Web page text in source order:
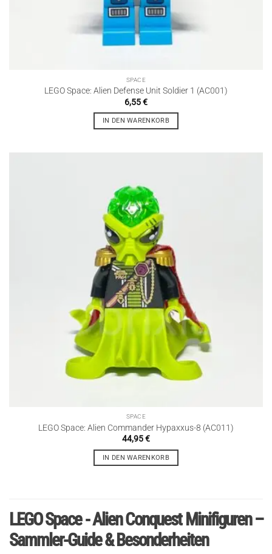
SPACE
LEGO Space: Alien Defense Unit Soldier 1 (AC001)
6,55€
IN DEN WARENKORB
SPACE
LEGO Space: Alien Commander Hypaxxus-8 (AC011)
44,95€
IN DEN WARENKORB
LEGO Space - Alien Conquest Minifiguren –
Sammler-Guide & Besonderheiten